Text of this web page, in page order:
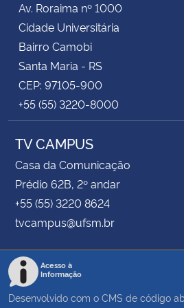
Secretaria-Geral
Secretaria de Governo
Gabinete de Segurança Institucional
Advocacia-Geral da União
Av. Roraima nº 1000
Cidade Universitária
Bairro Camobi
Santa Maria - RS
CEP: 97105-900
+55 (55) 3220-8000
TV CAMPUS
Casa da Comunicação
Prédio 62B, 2º andar
+55 (55) 3220 8624
tvcampus@ufsm.br
Acesso à
Informação
Desenvolvido com o CMS de código